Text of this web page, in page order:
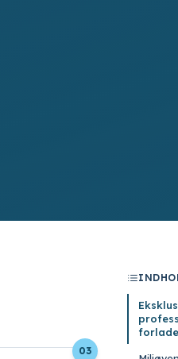
03